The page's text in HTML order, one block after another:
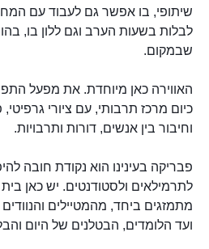
שיתופי, בו אפשר גם לעבוד עם
לבלות בשעות הערב וגם ללון בו,
שבמקום.
האווירה כאן מיוחדת. את מפעל
כיום מרכז תרבותי, עם ציורי
וחיבור בין אנשים, דורות ותרבויות.
פבריקה בעינינו הוא נקודת חובה
מתמזגים ביחד, מהמטיילים
ועד הלומדים, הבטלנים של היום